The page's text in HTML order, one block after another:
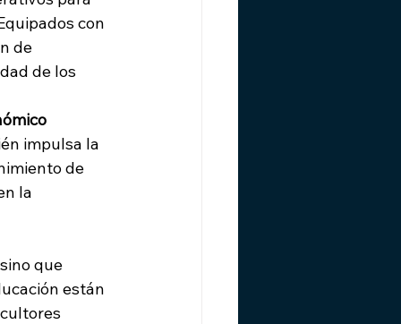
con
de
de los
impulsa la
de
la
que
están